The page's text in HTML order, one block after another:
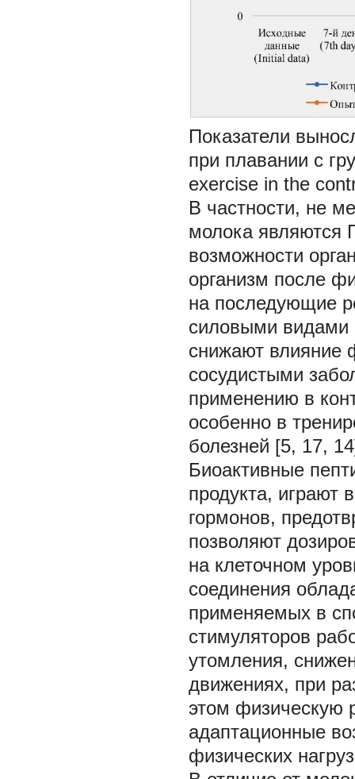
Показатели
при плавании с
exercise in the
В частности, не
молока
возможности
организм после
на последующие
силовыми видами
снижают влияние
сосудистыми
применению в
особенно в
болезней [5, 17,
Биоактивные
продукта, играют
гормонов,
позволяют
на клеточном
соединения
применяемых в
стимуляторов
утомления,
движениях, при
этом физическую
адаптационные
физических